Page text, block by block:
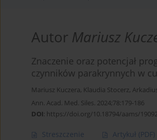
Autor Mariusz
Znaczenie oraz potencjał
czynników parakrynnych w
Mariusz Kuczera, Klaudia Stocerz,
Ann. Acad. Med. Siles. 2024;78:179-186
DOI: https://doi.org/10.18794/aams/
Streszczenie Artykuł (PDF)